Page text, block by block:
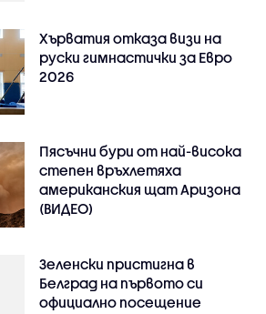
Хърватия отказа визи на
руски гимнастички за Евро
2026
Пясъчни бури от най-висока
степен връхлетяха
американския щат Аризона
(ВИДЕО)
Зеленски пристигна в
Белград на първото си
официално посещение